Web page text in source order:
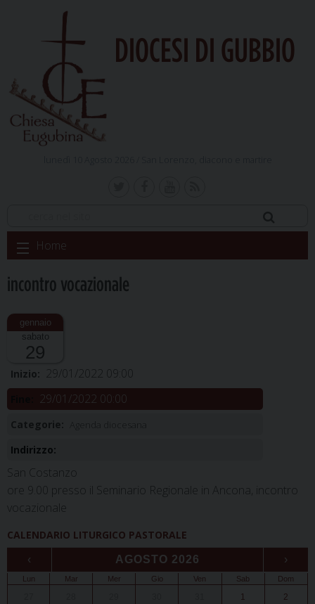
DIOCESI DI GUBBIO
Skip
to
Home
incontro vocazionale
sabato
29
Inizio: 29/01/2022 09:00
29/01/2022 00:00
Categorie:
Indirizzo:
San Costanzo
ore 9.00 presso il Seminario Regionale in Ancona, incontro
vocazionale
CALENDARIO LITURGICO PASTORALE
‹ AGOSTO 2026 ›
Lun Mar Mer Gio Ven Sab Dom
1 2